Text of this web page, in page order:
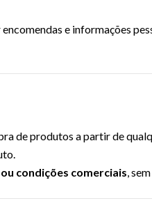
e informações
de produtos a partir de
condições comerciais,